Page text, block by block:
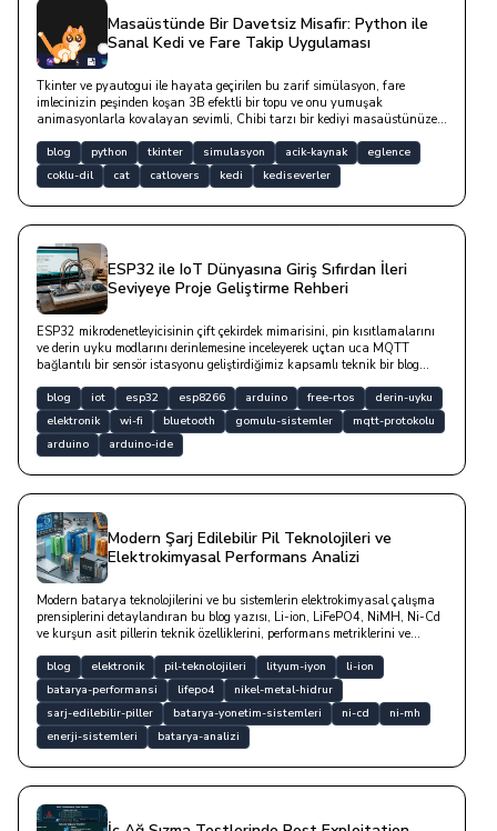
Masaüstünde Bir Davetsiz Misafir: Python ile
Sanal Kedi ve Fare Takip Uygulaması
Tkinter ve pyautogui ile hayata geçirilen bu zarif simülasyon, fare
imlecinizin peşinden koşan 3B efektli bir topu ve onu yumuşak
animasyonlarla kovalayan sevimli, Chibi tarzı bir kediyi masaüstünüze
Türkçe olarak karşılıyor. Uzun süre hareketsiz kaldığında estetik
konuşma balonlarıyla size fısıldayan bu sevimli dost, arkasındaki
pencerelere dokunmanızı engellemeyen tıklama geçirgenliği ve asenkron
mırlama sesiyle dijital çalışma alanınıza sıcak bir neşe katar.
blog python tkinter simulasyon acik-kaynak
eglence
coklu-dil
cat catlovers kedi kediseverler
ESP32 ile IoT Dünyasına Giriş Sıfırdan İleri
Seviyeye Proje Geliştirme Rehberi
ESP32 mikrodenetleyicisinin çift çekirdek mimarisini, pin kısıtlamalarını
ve derin uyku modlarını derinlemesine inceleyerek uçtan uca MQTT
bağlantılı bir sensör istasyonu geliştirdiğimiz kapsamlı teknik bir blog
blog iot esp32 esp8266 arduino free-rtos
derin-uyku
elektronik
wi-fi bluetooth gomulu-sistemler
mqtt-protokolu
arduino
arduino-ide
Modern Şarj Edilebilir Pil Teknolojileri ve
Elektrokimyasal Performans Analizi
Modern batarya teknolojilerini ve bu sistemlerin elektrokimyasal çalışma
prensiplerini detaylandıran bu blog yazısı, Li-ion, LiFePO4, NiMH, Ni-Cd
ve kurşun asit pillerin teknik özelliklerini, performans metriklerini ve
blog elektronik pil-teknolojileri lityum-iyon
li-ion
batarya-performansi
lifepo4
nikel-metal-hidrur
sarj-edilebilir-piller
batarya-yonetim-sistemleri ni-cd
ni-mh
enerji-sistemleri
batarya-analizi